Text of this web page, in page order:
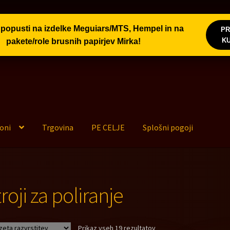
Varstvo oseb. podatkov KONTAKT Moj račun Splošni
Trgovina PE CELJE Splošni pogoji
za poliranje
Prikaz vseh 19 rezultatov
na izdelke Meguiars/MTS, Hempel in na
pakete/role brusnih papirjev Mirka!